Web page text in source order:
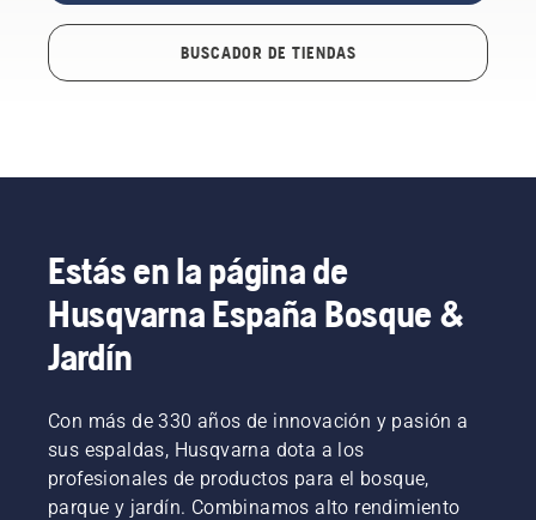
BUSCADOR DE TIENDAS
Estás en la página de
Husqvarna España Bosque &
Jardín
Con más de 330 años de innovación y pasión a
sus espaldas, Husqvarna dota a los
profesionales de productos para el bosque,
parque y jardín. Combinamos alto rendimiento